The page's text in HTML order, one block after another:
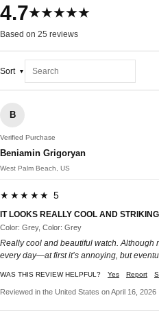
4.7★★★★★
Based on 25 reviews
Sort
B
Verified Purchase
Beniamin Grigoryan
West Palm Beach, US
★★★★★ 5
IT LOOKS REALLY COOL AND
Color: Grey, Color: Grey
Really cool and beautiful watch. Although
every day—at first it’s annoying, but
WAS THIS REVIEW HELPFUL? Yes Report
Reviewed in the United States on April 16, 2026